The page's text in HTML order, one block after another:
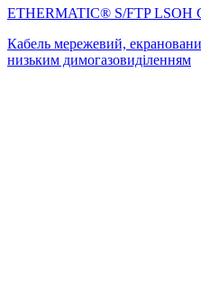
ETHERMATIC® S/FTP LSOH
Кабель мережевий,
низьким димогазовиділенням